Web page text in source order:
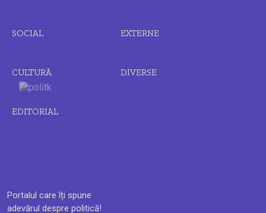
Portalul care îți spune
adevărul despre politică!
SOCIAL EXTERNE
CULTURĂ DIVERSE
EDITORIAL